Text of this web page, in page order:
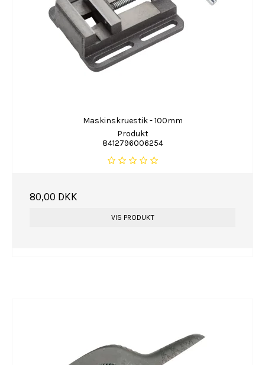
Maskinskruestik - 100mm
Produkt
8412796006254
80,00 DKK
VIS PRODUKT